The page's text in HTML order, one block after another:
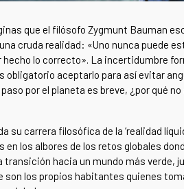
que el filósofo Zygmunt Bauman
cruda realidad: «Uno nunca puede
lo correcto». La incertidumbre
obligatorio aceptarlo para así evitar
por el planeta es breve, ¿por qué
su carrera filosófica de la ‘realidad
en los albores de los retos globales
hacia un mundo más verde,
los propios habitantes quienes